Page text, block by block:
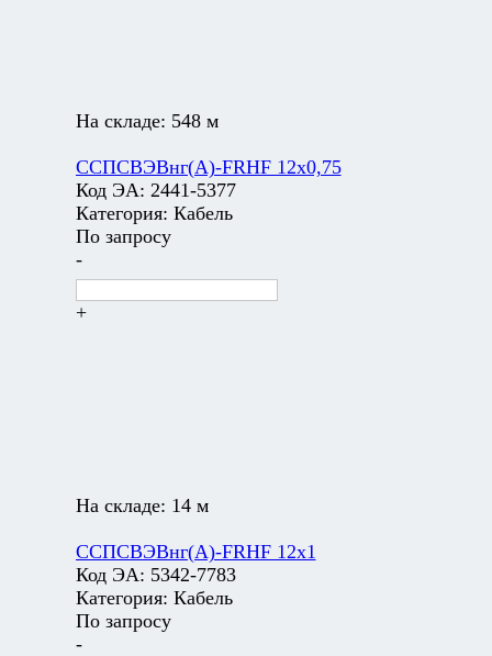
На складе: 548 м
ССПСВЭВнг(А)-FRHF 12х0,75
Код ЭА: 2441-5377
Категория: Кабель
По запросу
-
+
На складе: 14 м
ССПСВЭВнг(А)-FRHF 12х1
Код ЭА: 5342-7783
Категория: Кабель
По запросу
-